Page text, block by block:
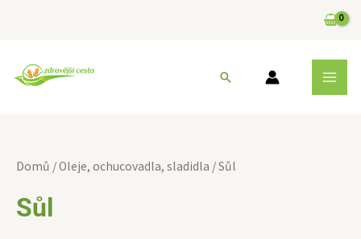
Hledat
Domů /Oleje, ochucovadla, sladidla / Sůl
Sůl
latest